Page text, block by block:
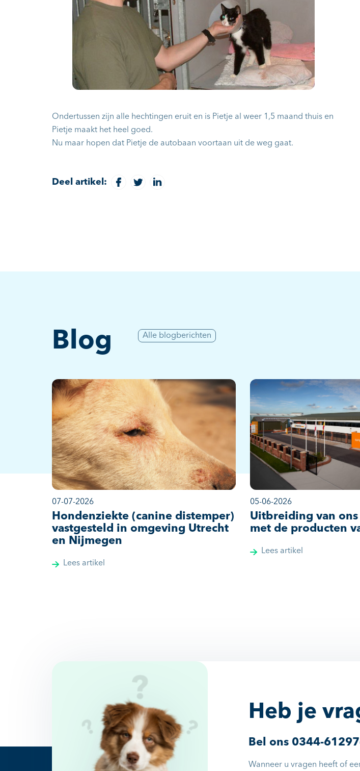
Ondertussen zijn alle hechtingen eruit en is Pietje al weer 1,5 maand thuis en
Pietje maakt het heel goed.
Nu maar hopen dat Pietje de autobaan voortaan uit de weg gaat.
Deel artikel:
Blog Alle blogberichten
07-07-2026
Hondenziekte (canine distemper)
vastgesteld in omgeving Utrecht
en Nijmegen
Lees artikel
05-06-2026
Uitbreiding van
met de producten
Lees artikel
Heb je
Bel ons 0344-
Wanneer u vragen heeft of